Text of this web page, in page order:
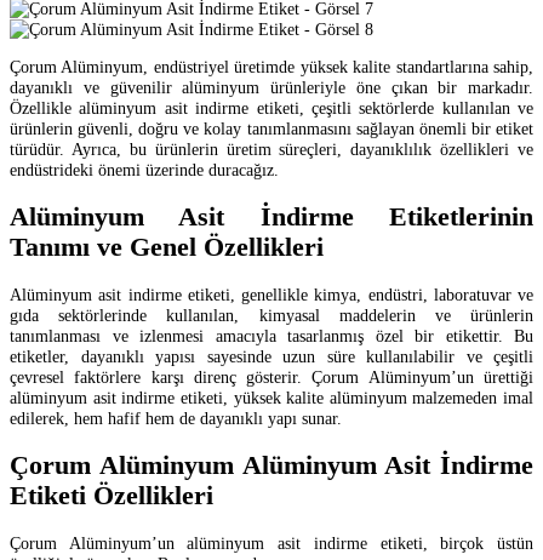
Çorum Alüminyum, endüstriyel üretimde yüksek kalite standartlarına sahip,
dayanıklı ve güvenilir alüminyum ürünleriyle öne çıkan bir markadır.
Özellikle alüminyum asit indirme etiketi, çeşitli sektörlerde kullanılan ve
ürünlerin güvenli, doğru ve kolay tanımlanmasını sağlayan önemli bir etiket
türüdür. Ayrıca, bu ürünlerin üretim süreçleri, dayanıklılık özellikleri ve
endüstrideki önemi üzerinde duracağız.
Alüminyum Asit İndirme Etiketlerinin
Tanımı ve Genel Özellikleri
Alüminyum asit indirme etiketi, genellikle kimya, endüstri, laboratuvar ve
gıda sektörlerinde kullanılan, kimyasal maddelerin ve ürünlerin
tanımlanması ve izlenmesi amacıyla tasarlanmış özel bir etikettir. Bu
etiketler, dayanıklı yapısı sayesinde uzun süre kullanılabilir ve çeşitli
çevresel faktörlere karşı direnç gösterir. Çorum Alüminyum’un ürettiği
alüminyum asit indirme etiketi, yüksek kalite alüminyum malzemeden imal
edilerek, hem hafif hem de dayanıklı yapı sunar.
Çorum Alüminyum Alüminyum Asit İndirme
Etiketi Özellikleri
Çorum Alüminyum’un alüminyum asit indirme etiketi, birçok üstün